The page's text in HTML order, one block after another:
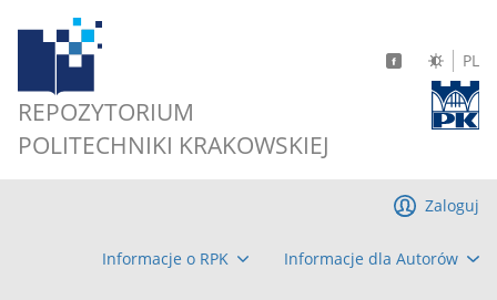
REPOZYTORIUM
POLITECHNIKI KRAKOWSKIEJ
PL
Informacje o RPK Informacje dla Autorów
Zaloguj